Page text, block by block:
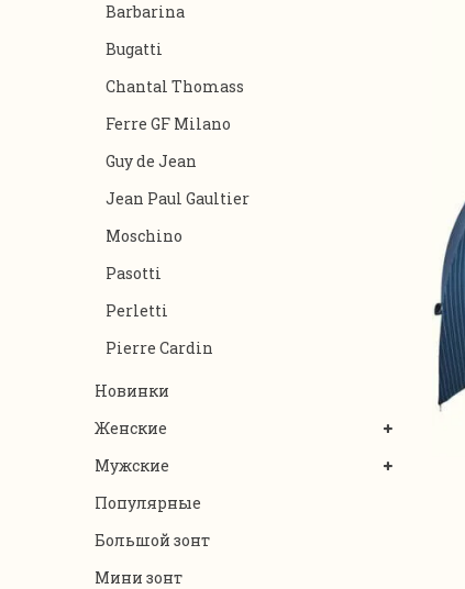
Barbarina
Bugatti
Chantal Thomass
Ferre GF Milano
Guy de Jean
Jean Paul Gaultier
Moschino
Pasotti
Perletti
Pierre Cardin
Новинки
Женские
Мужские
Популярные
Большой зонт
Мини зонт